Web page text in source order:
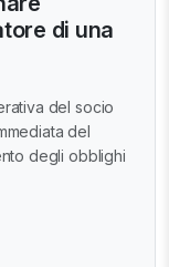
di una
del socio
del
degli obblighi